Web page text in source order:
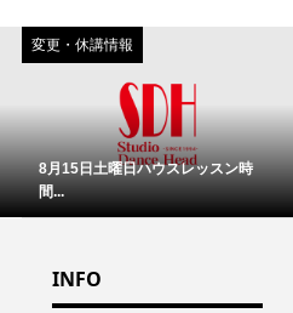
変更・休講情報
8月15日土曜日ハウスレッスン時
間...
INFO